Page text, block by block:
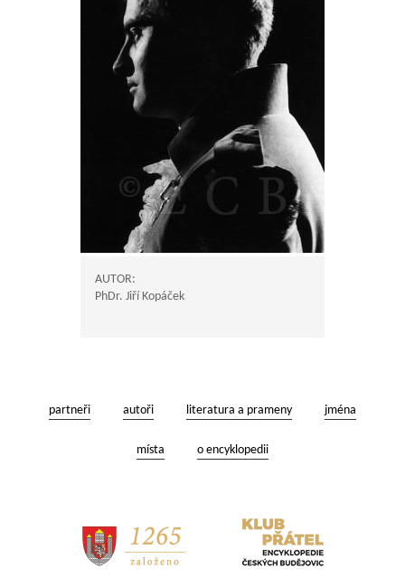
AUTOR:
PhDr. Jiří Kopáček
partneři autoři literatura a prameny jména
místa o encyklopedii